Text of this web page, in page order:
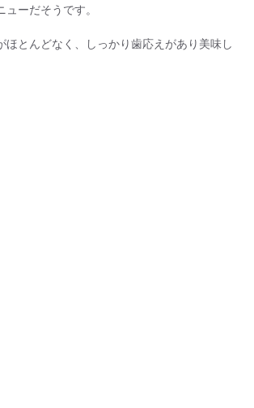
ーだそうです。
ほとんどなく、しっかり歯応えがあり美味し